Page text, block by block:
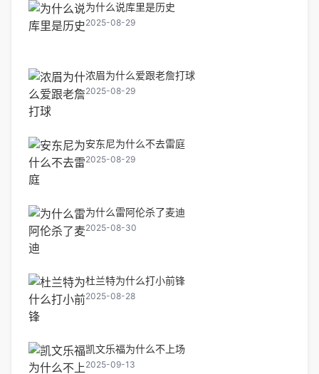
为什么说库里是历史
2025-08-29
浓眉为什么爱跟老詹打球
2025-08-29
安东尼为什么不去雷庭
2025-08-29
为什么雷阿伦杀了麦迪
2025-08-30
杜兰特为什么打小前锋
2025-08-28
凯文乐福为什么不上场
2025-09-13